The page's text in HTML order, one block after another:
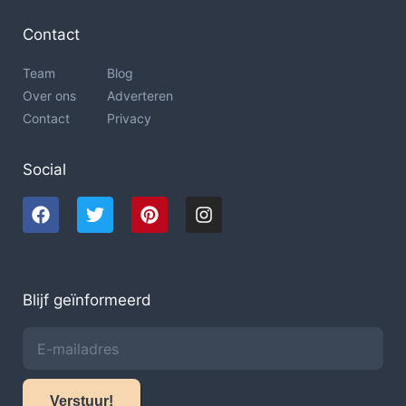
Contact
Team
Over ons
Contact
Blog
Adverteren
Privacy
Social
Blijf geïnformeerd
Verstuur!